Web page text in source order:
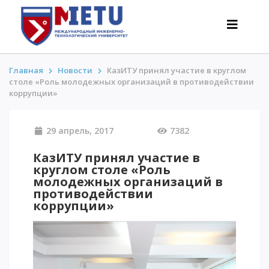
АБИТУРИЕНТАМ
Сценарии поступления-2026
Гранты
АнтиОлимпиада
Стоимость обучения
Скидки и льготы
Меньше 50 баллов/Без ЕНТ
ИНТЕРЕСНОЕ
Главная Новости
КазИТУ принял участие в круглом
столе «Роль молодежных организаций в противодействии
коррупции»
29 апрель, 2017 7382
КазИТУ принял участие в
круглом столе «Роль
молодежных организаций в
противодействии
коррупции»